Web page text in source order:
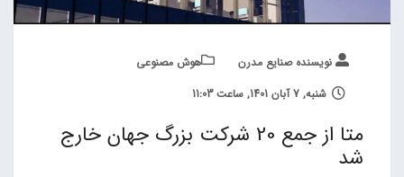
نویسنده صنایع مدرن
هوش مصنوعی
شنبه, 7 آبان 1401, ساعت 11:03
متا از جمع 20 شرکت بزرگ جهان خارج
شد